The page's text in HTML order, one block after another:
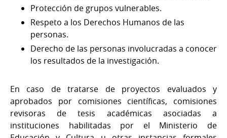
Protección de grupos vulnerables.
Respeto a los Derechos Humanos de las
personas.
Derecho de las personas involucradas a conocer
los resultados de la investigación.
En caso de tratarse de proyectos evaluados y
aprobados por comisiones científicas, comisiones
revisoras de tesis académicas asociadas a
instituciones habilitadas por el Ministerio de